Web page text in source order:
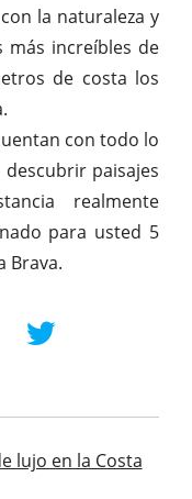
la naturaleza y
más increíbles de
de costa los
con todo lo
paisajes
realmente
para usted 5
Brava.
lujo en la Costa